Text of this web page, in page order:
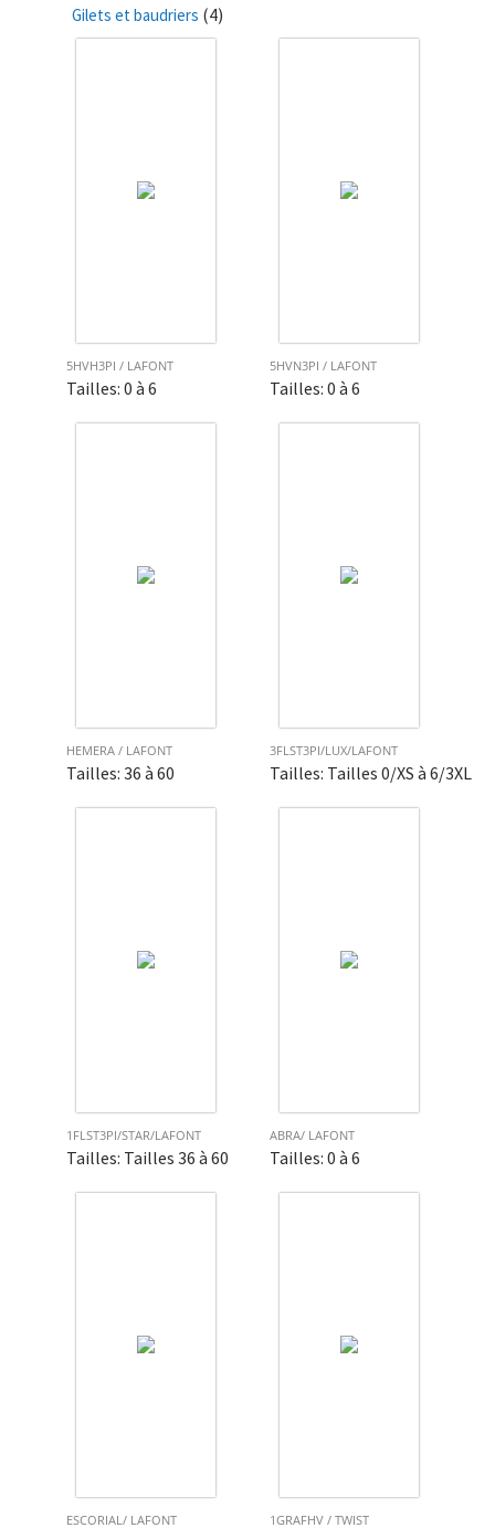
Gilets et baudriers (4)
5HVH3PI / LAFONT
Tailles: 0 à 6
5HVN3PI / LAFONT
Tailles: 0 à 6
HEMERA / LAFONT
Tailles: 36 à 60
3FLST3PI/LUX/LAFONT
Tailles: Tailles 0/XS à 6/3XL
1FLST3PI/STAR/LAFONT
Tailles: Tailles 36 à 60
ABRA/ LAFONT
Tailles: 0 à 6
ESCORIAL/ LAFONT 1GRAFHV / TWIST